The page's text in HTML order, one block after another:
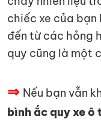
chiếc xe của
đến từ các hỏng
quy cũng là một
⇒ Nếu bạn vẫn
bình ắc quy xe ô